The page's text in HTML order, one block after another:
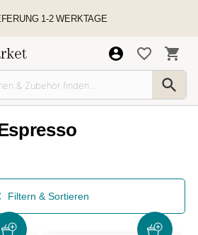
1-2 WERKTAGE
Filtern & Sortieren